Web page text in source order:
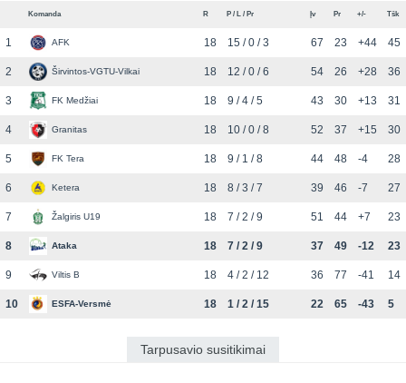
Komanda R P / L / Pr Įv Pr +/- Tšk
1 AFK 18 15 / 0 / 3 67 23 +44 45
2 Širvintos-VGTU-Vilkai 18 12 / 0 / 6 54 26 +28 36
3 FK Medžiai 18 9 / 4 / 5 43 30 +13 31
4 Granitas 18 10 / 0 / 8 52 37 +15 30
5 FK Tera 18 9 / 1 / 8 44 48 -4 28
6 Ketera 18 8 / 3 / 7 39 46 -7 27
7 Žalgiris U19 18 7 / 2 / 9 51 44 +7 23
8 Ataka 18 7 / 2 / 9 37 49 -12 23
9 Viltis B 18 4 / 2 / 12 36 77 -41 14
10 ESFA-Versmė 18 1 / 2 / 15 22 65 -43 5
Tarpusavio susitikimai